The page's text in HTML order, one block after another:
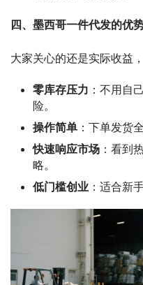
四、墨西哥一件代发的优
大家关心的还是实际收益
零库存压力 ：不用自
险。
操作简单 ：下单发货
快速响应市场 ：看到
略。
低门槛创业 ：适合新